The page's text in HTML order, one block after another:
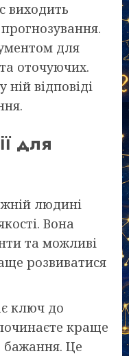
виходить
для
оточуючих.
відповіді
для
людині
Вона
та можливі
розвиватися
ключ до
краще
бажання. Це